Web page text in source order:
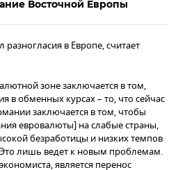
Восточной Европы
в Европе, считает
зоне заключается в том,
в обменных курсах – то, что сейчас
заключается в том, чтобы
евровалюты] на слабые страны,
безработицы и низких темпов
Это лишь ведет к новым проблемам.
является перенос